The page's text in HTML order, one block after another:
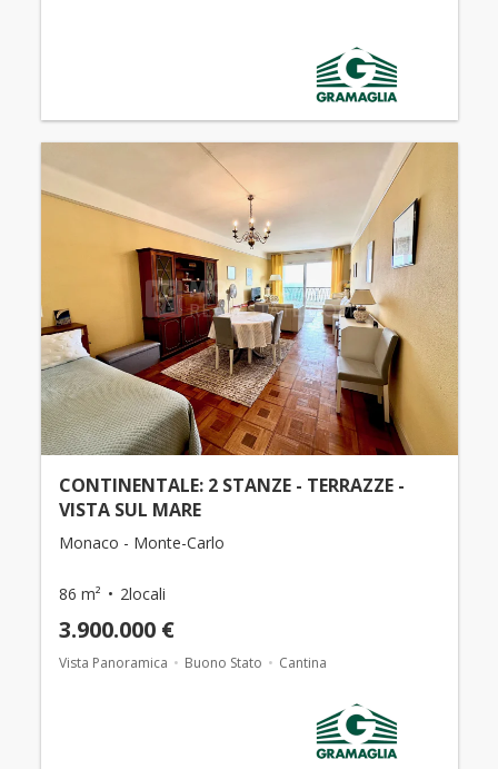
CONTINENTALE: 2 STANZE - TERRAZZE -
VISTA SUL MARE
Monaco - Monte-Carlo
86 m² 2locali
3.900.000 €
Vista Panoramica Buono Stato Cantina